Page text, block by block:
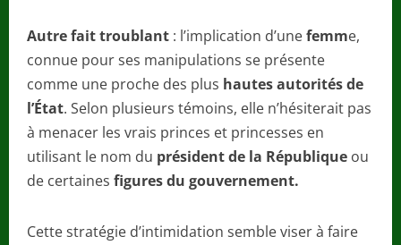
Autre fait troublant : l’implication d’unefemme,
connue pour ses manipulations se présente
comme une proche des plus hautes autorités de
l’État. Selon plusieurs témoins, elle n’hésiterait pas
à menacer les vrais princes et princesses en
utilisant le nom du président de la République ou
de certaines figures du gouvernement.
Cette stratégie d’intimidation semble viser à faire